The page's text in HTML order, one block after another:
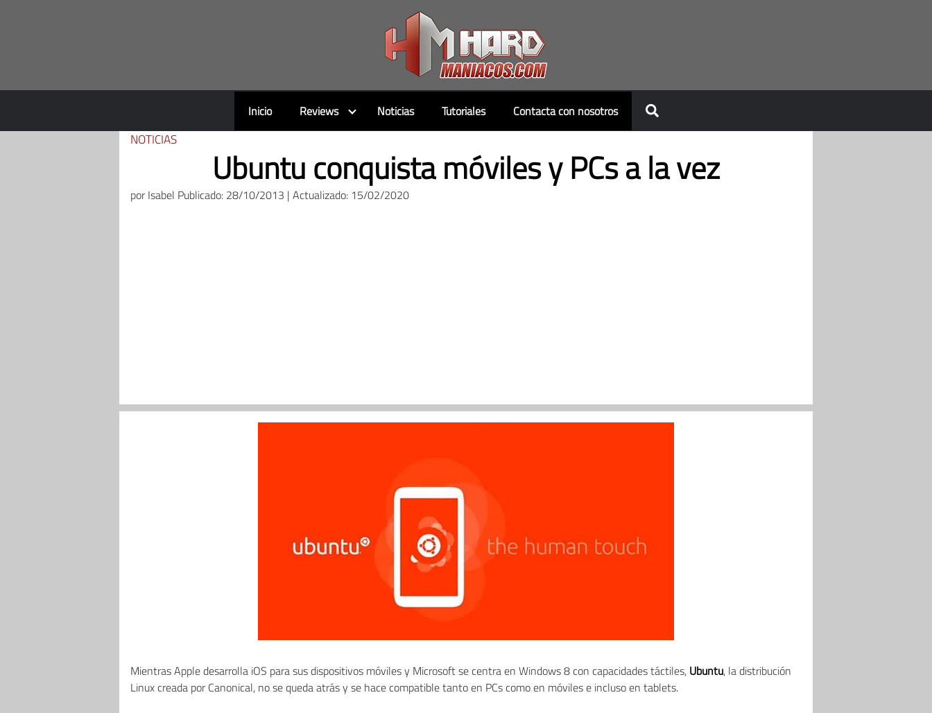
Inicio Reviews Noticias Tutoriales Contacta con nosotros
NOTICIAS
Ubuntu conquista móviles y PCs a la vez
porIsabel Publicado: 28/10/2013 | Actualizado: 15/02/2020
Mientras Apple desarrolla iOS para sus dispositivos móviles y Microsoft se centra en Windows 8 con capacidades táctiles, Ubuntu, la distribución
Linux creada por Canonical, no se queda atrás y se hace compatible tanto en PCs como en móviles e incluso en tablets.